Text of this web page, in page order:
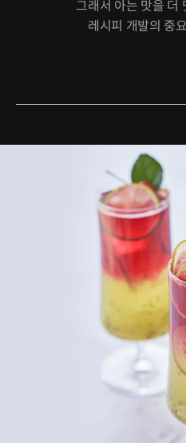
그래서 아는 맛을 더
레시피 개발의 중